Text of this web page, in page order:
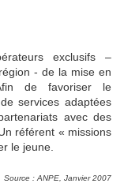
exclusifs –
- de la mise en
de favoriser le
services adaptées
avec des
référent « missions
le jeune.
Source : ANPE, Janvier 2007